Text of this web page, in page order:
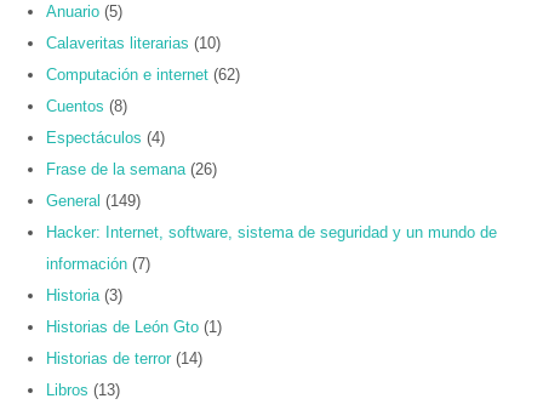
Anuario (5)
Calaveritas literarias (10)
Computación e internet (62)
Cuentos (8)
Espectáculos (4)
Frase de la semana (26)
General (149)
Hacker: Internet, software, sistema de seguridad y un mundo de
información (7)
Historia (3)
Historias de León Gto (1)
Historias de terror (14)
Libros (13)